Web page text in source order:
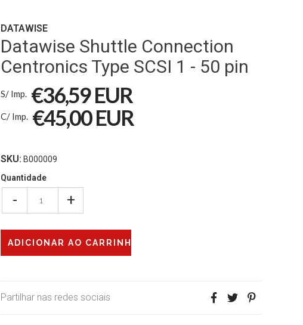
DATAWISE
Datawise Shuttle Connection
Centronics Type SCSI 1 - 50 pin
S/ Imp. €36,59 EUR
C/ Imp. €45,00 EUR
SKU: B000009
Quantidade
- +
Partilhar nas redes sociais